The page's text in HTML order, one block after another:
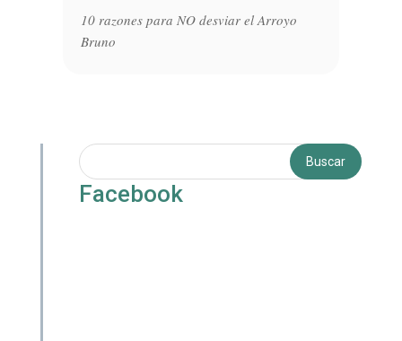
10 razones para NO desviar el Arroyo
Bruno
Facebook